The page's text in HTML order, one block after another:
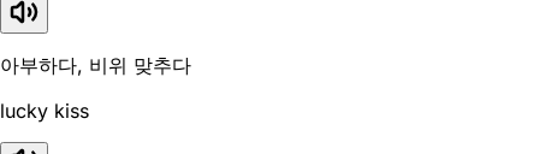
아부하다, 비위 맞추다
lucky kiss